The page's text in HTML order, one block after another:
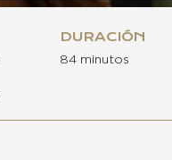
DURACIÓN
84 minutos